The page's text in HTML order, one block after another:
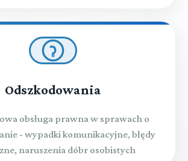
Odszkodowania
obsługa prawna w sprawach o
- wypadki komunikacyjne, błędy
naruszenia dóbr osobistych